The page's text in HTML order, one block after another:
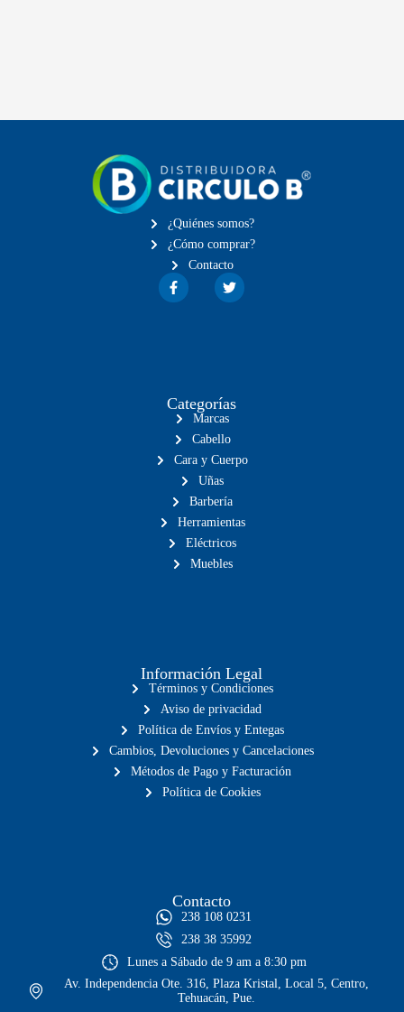
¿Quiénes somos?
¿Cómo comprar?
Contacto
Categorías
Marcas
Cabello
Cara y Cuerpo
Uñas
Barbería
Herramientas
Eléctricos
Muebles
Información Legal
Términos y Condiciones
Aviso de privacidad
Política de Envíos y Entegas
Cambios, Devoluciones y Cancelaciones
Métodos de Pago y Facturación
Política de Cookies
Contacto
238 108 0231
238 38 35992
Lunes a Sábado de 9 am a 8:30 pm
Av. Independencia Ote. 316, Plaza Kristal, Local 5, Centro,
Tehuacán, Pue.